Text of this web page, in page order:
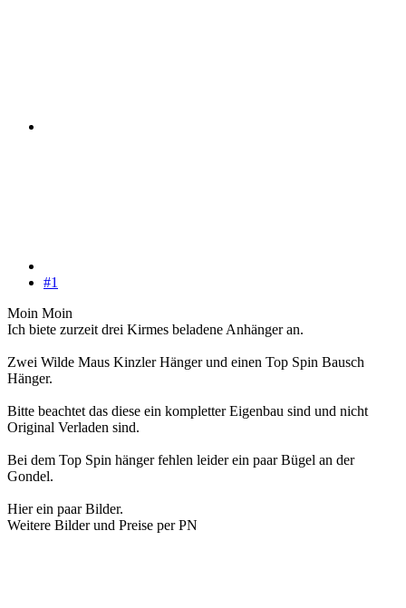
#1
Moin Moin
Ich biete zurzeit drei Kirmes beladene Anhänger an.
Zwei Wilde Maus Kinzler Hänger und einen Top Spin Bausch
Hänger.
Bitte beachtet das diese ein kompletter Eigenbau sind und nicht
Original Verladen sind.
Bei dem Top Spin hänger fehlen leider ein paar Bügel an der
Gondel.
Hier ein paar Bilder.
Weitere Bilder und Preise per PN